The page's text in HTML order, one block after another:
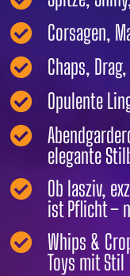
 Corsagen,
 Chaps,
 Opulente

elegante

Ob lasziv,
ist Pflicht –

Whips &
Toys mit Stil